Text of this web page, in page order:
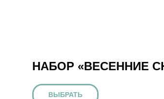
НАБОР «ВЕСЕННИЕ
ВЫБРАТЬ